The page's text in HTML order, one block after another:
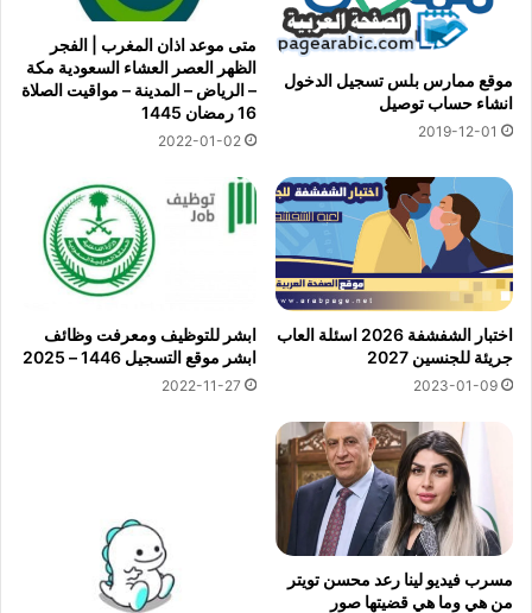
موقع ممارس بلس تسجيل الدخول
انشاء حساب توصيل
2019-12-01
متى موعد اذان المغرب | الفجر
الظهر العصر العشاء السعودية مكة
– الرياض – المدينة – مواقيت الصلاة
16 رمضان 1445
2022-01-02
اختبار الشفشفة 2026 اسئلة العاب
جريئة للجنسين 2027
2023-01-09
ابشر للتوظيف ومعرفت وظائف
ابشر موقع التسجيل 1446 – 2025
2022-11-27
مسرب فيديو لينا رعد محسن تويتر
من هي وما هي قضيتها صور